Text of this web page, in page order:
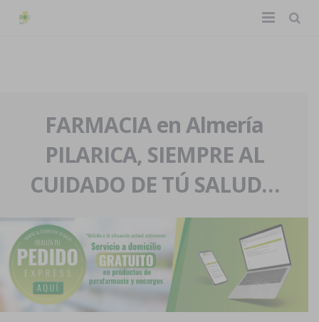
La farmacia
Nuestra historia
Nuestro equipo
Eventos
Servicios y reservas
Pedidos express
Blog
Contacto
Boletín
FARMACIA en Almería
PILARICA, SIEMPRE AL
CUIDADO DE TÚ SALUD…